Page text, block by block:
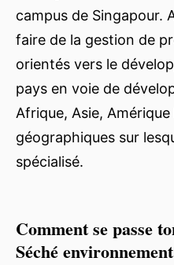
campus de Singapour.
faire de la gestion de
orientés vers le
pays en voie de
Afrique, Asie,
géographiques sur
spécialisé.
Comment se passe
Séché